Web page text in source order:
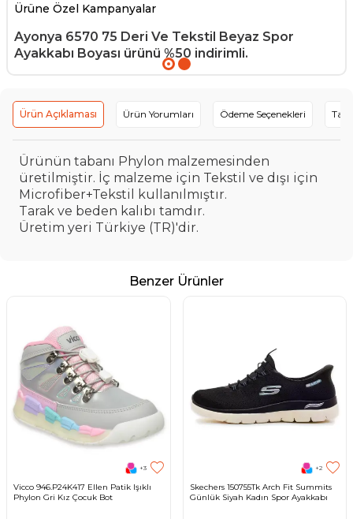
Ürüne Özel Kampanyalar
Ayonya 6570 75 Deri Ve Tekstil Beyaz Spor
Ayakkabı Boyası ürünü %50 indirimli.
Ürün Açıklaması Ürün Yorumları Ödeme Seçenekleri
Ürünün tabanı Phylon malzemesinden
üretilmiştir. İç malzeme için Tekstil ve dışı için
Microfiber+Tekstil kullanılmıştır.
Tarak ve beden kalıbı tamdır.
Üretim yeri Türkiye (TR)'dir.
Benzer Ürünler
+3
Vicco 946.P24K417 Ellen Patik Işıklı
Phylon Gri Kız Çocuk Bot
+2
Skechers 150755Tk Arch Fit Summits
Günlük Siyah Kadın Spor Ayakkabı